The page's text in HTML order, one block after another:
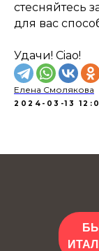
стесняйтесь
для вас
Удачи! Ciao!
Елена Смолякова
2024-03-13